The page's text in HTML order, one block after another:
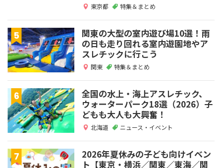
東京都 特集＆まとめ
関東の大型の室内遊び場10選！雨
の日も走り回れる室内遊園地やア
スレチックに行こう
関東 特集＆まとめ
全国の水上・海上アスレチック、
ウォーターパーク18選（2026）子
どもも大人も大興奮！
北海道 ニュース・イベント
2026年夏休みの子ども向けイベン
ト【東京・横浜／関東／東海／関